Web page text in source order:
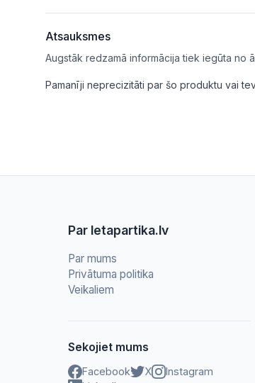
Atsauksmes
Augstāk redzamā informācija tiek iegūta no
Pamanīji neprecizitāti par šo produktu vai
Par letapartika.lv
Par mums
Privātuma politika
Veikaliem
Sekojiet mums
Facebook X
Instagram